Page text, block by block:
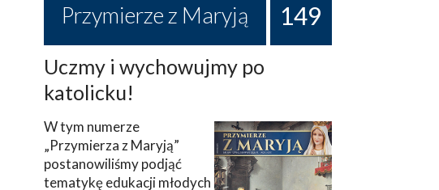
Przymierze z Maryją 149
Uczmy i wychowujmy po
katolicku!
W tym numerze
„Przymierza z Maryją”
postanowiliśmy podjąć
tematykę edukacji młodych